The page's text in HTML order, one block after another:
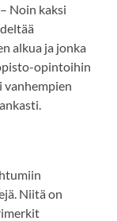
– Noin kaksi
alkua ja jonka
opintoihin
vanhempien
Niitä on